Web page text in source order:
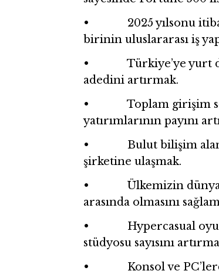
• 2025 yılsonu
birinin uluslararası iş
• Türkiye’ye yurt dışı
adedini artırmak.
• Toplam girişim
yatırımlarının payını
• Bulut bilişim
şirketine ulaşmak.
• Ülkemizin dünyada
arasında olmasını
• Hypercasual oyun
stüdyosu sayısını
• Konsol ve PC’lerde